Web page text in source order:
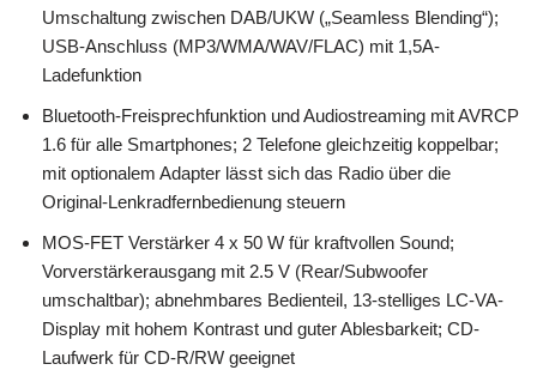
Umschaltung zwischen DAB/UKW („Seamless Blending“);
USB-Anschluss (MP3/WMA/WAV/FLAC) mit 1,5A-
Ladefunktion
Bluetooth-Freisprechfunktion und Audiostreaming mit AVRCP
1.6 für alle Smartphones; 2 Telefone gleichzeitig koppelbar;
mit optionalem Adapter lässt sich das Radio über die
Original-Lenkradfernbedienung steuern
MOS-FET Verstärker 4 x 50 W für kraftvollen Sound;
Vorverstärkerausgang mit 2.5 V (Rear/Subwoofer
umschaltbar); abnehmbares Bedienteil, 13-stelliges LC-VA-
Display mit hohem Kontrast und guter Ablesbarkeit; CD-
Laufwerk für CD-R/RW geeignet